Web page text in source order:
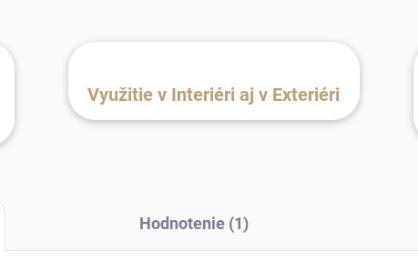
Využitie v Interiéri aj v Exteriéri
Hodnotenie (1)